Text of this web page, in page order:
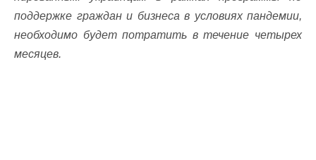
поддержке граждан и бизнеса в условиях пандемии,
необходимо будет потратить в течение четырех
месяцев.